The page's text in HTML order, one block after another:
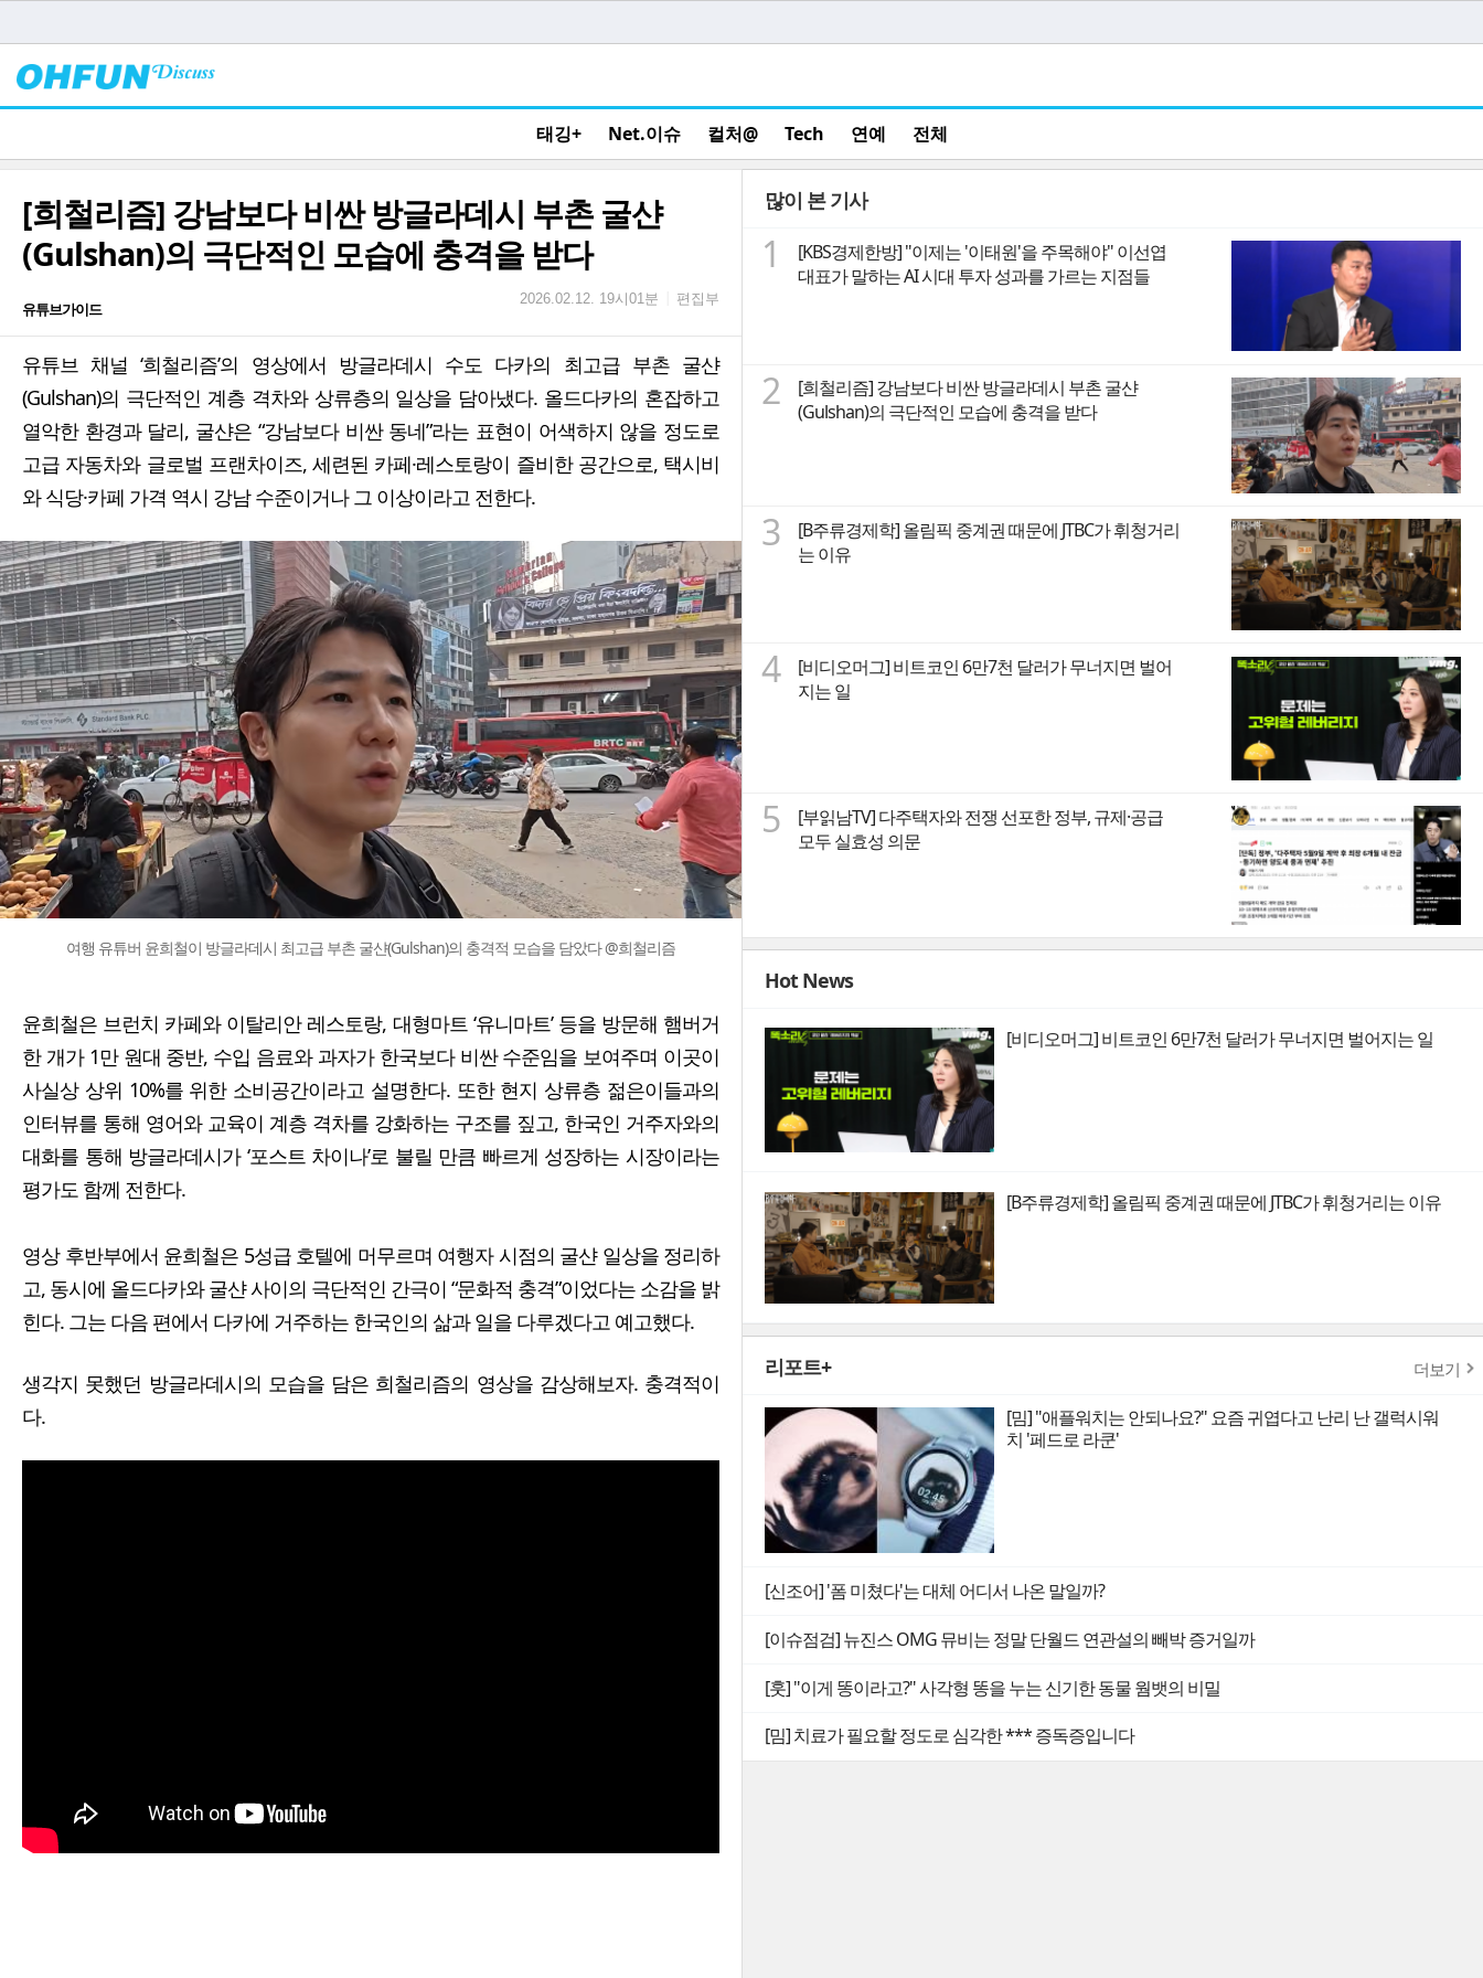
태깅+ Net.이슈 컬처@ Tech 연예 전체
[희철리즘] 강남보다 비싼 방글라데시 부촌 굴샨
(Gulshan)의 극단적인 모습에 충격을 받다
유튜브가이드
2026.02.12. 19시01분 편집부
유튜브 채널 ‘희철리즘’의 영상에서 방글라데시 수도 다카의 최고급 부촌 굴샨
(Gulshan)의 극단적인 계층 격차와 상류층의 일상을 담아냈다. 올드다카의 혼잡하고
열악한 환경과 달리, 굴샨은 “강남보다 비싼 동네”라는 표현이 어색하지 않을 정도로
고급 자동차와 글로벌 프랜차이즈, 세련된 카페·레스토랑이 즐비한 공간으로, 택시비
와 식당·카페 가격 역시 강남 수준이거나 그 이상이라고 전한다.
여행 유튜버 윤희철이 방글라데시 최고급 부촌 굴샨(Gulshan)의 충격적 모습을 담았다 @희철리즘
​윤희철은 브런치 카페와 이탈리안 레스토랑, 대형마트 ‘유니마트’ 등을 방문해 햄버거
한 개가 1만 원대 중반, 수입 음료와 과자가 한국보다 비싼 수준임을 보여주며 이곳이
사실상 상위 10%를 위한 소비공간이라고 설명한다. 또한 현지 상류층 젊은이들과의
인터뷰를 통해 영어와 교육이 계층 격차를 강화하는 구조를 짚고, 한국인 거주자와의
대화를 통해 방글라데시가 ‘포스트 차이나’로 불릴 만큼 빠르게 성장하는 시장이라는
평가도 함께 전한다.
영상 후반부에서 윤희철은 5성급 호텔에 머무르며 여행자 시점의 굴샨 일상을 정리하
고, 동시에 올드다카와 굴샨 사이의 극단적인 간극이 “문화적 충격”이었다는 소감을 밝
힌다. 그는 다음 편에서 다카에 거주하는 한국인의 삶과 일을 다루겠다고 예고했다.
생각지 못했던 방글라데시의 모습을 담은 희철리즘의 영상을 감상해보자. 충격적이
다.
많이 본 기사
1
[KBS경제한방] "이제는 '이태원'을 주목해야" 이선엽
대표가 말하는 AI 시대 투자 성과를 가르는 지점들
2
[희철리즘] 강남보다 비싼 방글라데시 부촌 굴샨
(Gulshan)의 극단적인 모습에 충격을 받다
3
[B주류경제학] 올림픽 중계권 때문에 JTBC가 휘청거리
는 이유
4
[비디오머그] 비트코인 6만7천 달러가 무너지면 벌어
지는 일
5
[부읽남TV] 다주택자와 전쟁 선포한 정부, 규제·공급
모두 실효성 의문
Hot News
[비디오머그] 비트코인 6만7천 달러가 무너지면 벌어지는 일
[B주류경제학] 올림픽 중계권 때문에 JTBC가 휘청거리는 이유
리포트+ 더보기
[밈] "애플워치는 안되나요?" 요즘 귀엽다고 난리 난 갤럭시워
치 '페드로 라쿤'
[신조어] '폼 미쳤다'는 대체 어디서 나온 말일까?
[이슈점검] 뉴진스 OMG 뮤비는 정말 단월드 연관설의 빼박 증거일까
[훗] "이게 똥이라고?" 사각형 똥을 누는 신기한 동물 웜뱃의 비밀
[밈] 치료가 필요할 정도로 심각한 *** 증독증입니다